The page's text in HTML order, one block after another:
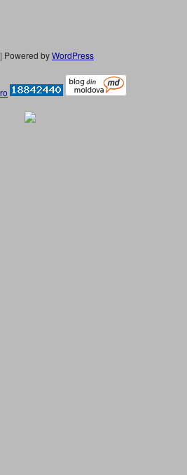
| Powered byWordPress